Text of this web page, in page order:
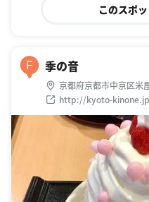
このスポ
F 季の音
京都府京都市中京区米
ビル4階
http://kyoto-